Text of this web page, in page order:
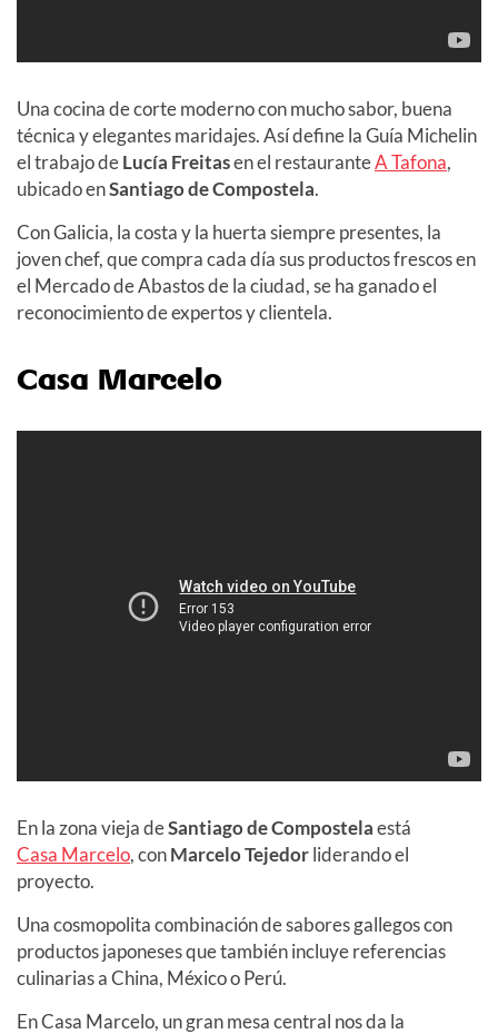
Una cocina de corte moderno con mucho sabor, buena
técnica y elegantes maridajes. Así define la Guía Michelin
el trabajo deLucía Freitasen el restauranteA Tafona,
ubicado enSantiago de Compostela.
Con Galicia, la costa y la huerta siempre presentes, la
joven chef, que compra cada día sus productos frescos en
el Mercado de Abastos de la ciudad, se ha ganado el
reconocimiento de expertos y clientela.
Casa Marcelo
En la zona vieja deSantiago de Compostelaestá
Casa Marcelo, conMarcelo Tejedorliderando el
proyecto.
Una cosmopolita combinación de sabores gallegos con
productos japoneses que también incluye referencias
culinarias a China, México o Perú.
En Casa Marcelo, un gran mesa central nos da la